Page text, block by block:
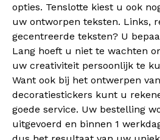
opties. Tenslotte kiest u ook
uw ontworpen teksten. Links,
gecentreerde teksten? U
Lang hoeft u niet te wachten
uw creativiteit persoonlijk te
Want ook bij het ontwerpen
decoratiestickers kunt u
goede service. Uw bestelling
uitgevoerd en binnen 1